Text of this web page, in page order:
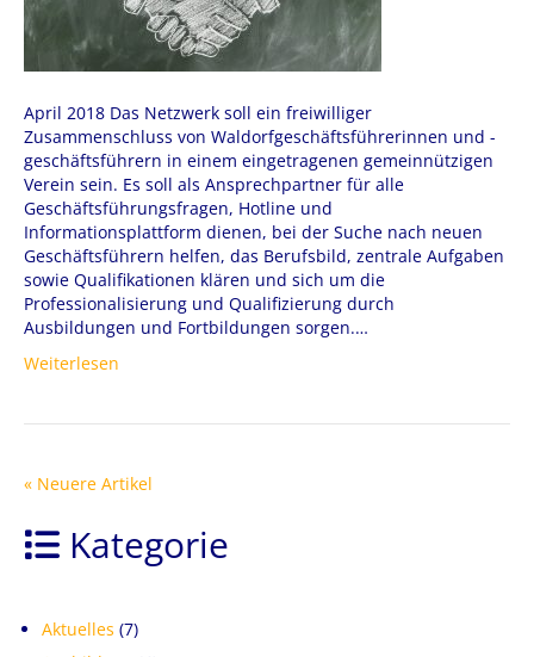
April 2018 Das Netzwerk soll ein freiwilliger
Zusammenschluss von Waldorfgeschäftsführerinnen und -
geschäftsführern in einem eingetragenen gemeinnützigen
Verein sein. Es soll als Ansprechpartner für alle
Geschäftsführungsfragen, Hotline und
Informationsplattform dienen, bei der Suche nach neuen
Geschäftsführern helfen, das Berufsbild, zentrale Aufgaben
sowie Qualifikationen klären und sich um die
Professionalisierung und Qualifizierung durch
Ausbildungen und Fortbildungen sorgen.…
Weiterlesen
« Neuere Artikel
Kategorie
Aktuelles (7)